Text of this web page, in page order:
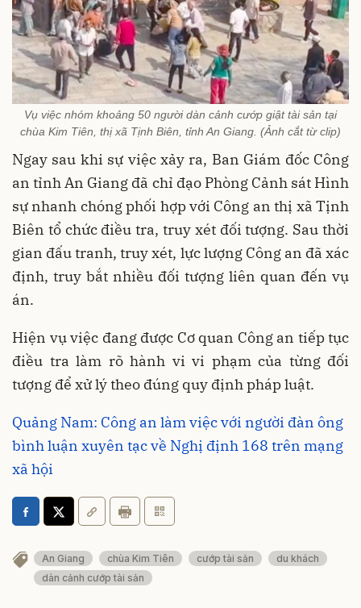
Vụ việc nhóm khoảng 50 người dàn cảnh cướp giật tài sản tại
chùa Kim Tiên, thị xã Tịnh Biên, tỉnh An Giang. (Ảnh cắt từ clip)
Ngay sau khi sự việc xảy ra, Ban Giám đốc Công
an tỉnh An Giang đã chỉ đạo Phòng Cảnh sát Hình
sự nhanh chóng phối hợp với Công an thị xã Tịnh
Biên tổ chức điều tra, truy xét đối tượng. Sau thời
gian đấu tranh, truy xét, lực lượng Công an đã xác
định, truy bắt nhiều đối tượng liên quan đến vụ
án.
Hiện vụ việc đang được Cơ quan Công an tiếp tục
điều tra làm rõ hành vi vi phạm của từng đối
tượng để xử lý theo đúng quy định pháp luật.
Quảng Nam: Công an làm việc với người đàn ông
bình luận xuyên tạc về Nghị định 168 trên mạng
xã hội
An Giang chùa Kim Tiên cướp tài sản
du khách
dàn cảnh cướp tài sản